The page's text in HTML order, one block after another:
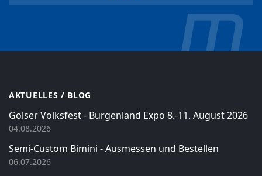
AKTUELLES / BLOG
Golser Volksfest - Burgenland Expo 8.-11. August 2026
04.08.2026
Semi-Custom Bimini - Ausmessen und Bestellen
06.07.2026